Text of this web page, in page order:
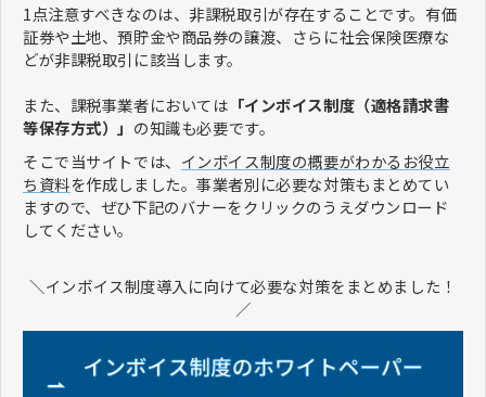
1点注意すべきなのは、非課税取引が存在することです。有価
証券や土地、預貯金や商品券の譲渡、さらに社会保険医療な
どが非課税取引に該当します。
また、課税事業者においては 「インボイス制度（適格請求書
等保存方式）」 の知識も必要です。
そこで当サイトでは、 インボイス制度の概要がわかるお役立
ち資料を作成しました。事業者別に必要な対策もまとめてい
ますので、ぜひ下記のバナーをクリックのうえダウンロード
してください。
＼インボイス制度導入に向けて必要な対策をまとめました！
／